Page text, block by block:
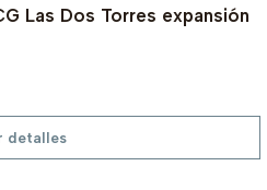
Las Dos Torres expansión
detalles